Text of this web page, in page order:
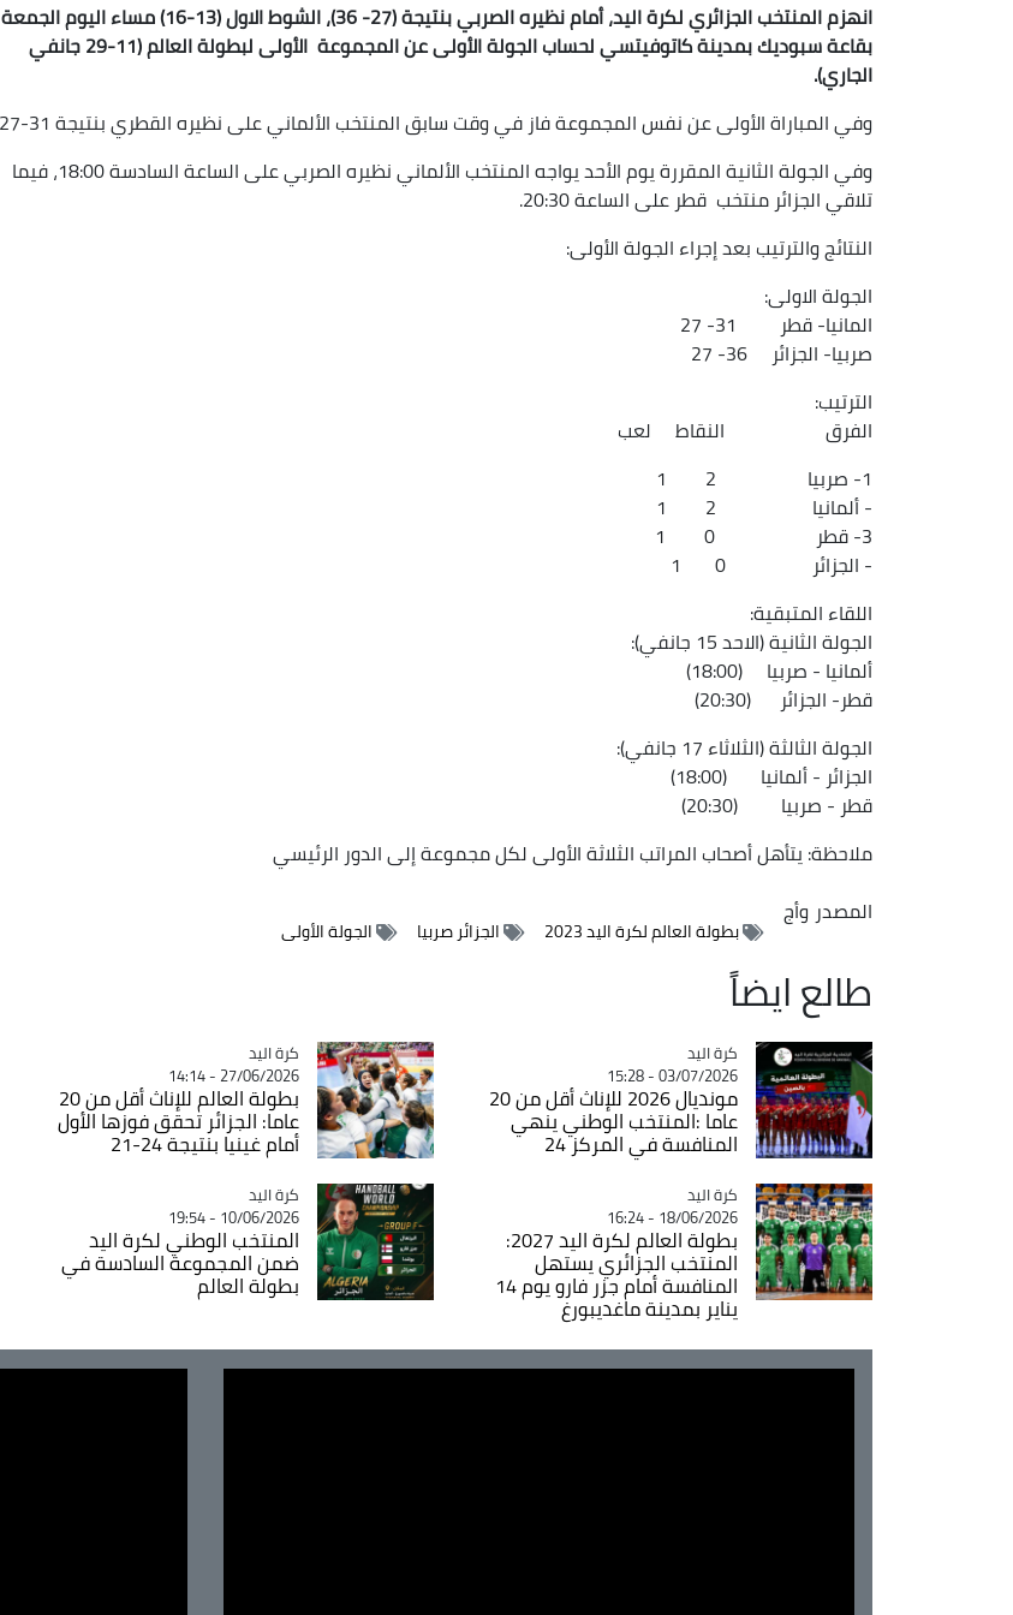
انهزم المنتخب الجزائري لكرة اليد، أمام نظيره الصربي بنتيجة (27- 36)، الشوط الاول (13-16) مساء اليوم الجمعة
بقاعة سبوديك بمدينة كاتوفيتسي لحساب الجولة الأولى عن المجموعة الأولى لبطولة العالم (11-29 جانفي
الجاري).
وفي المباراة الأولى عن نفس المجموعة فاز في وقت سابق المنتخب الألماني على نظيره القطري بنتيجة 31-27.
وفي الجولة الثانية المقررة يوم الأحد يواجه المنتخب الألماني نظيره الصربي على الساعة السادسة 18:00، فيما
تلاقي الجزائر منتخب قطر على الساعة 20:30.
النتائج والترتيب بعد إجراء الجولة الأولى:
الجولة الاولى:
المانيا- قطر 31- 27
صربيا- الجزائر 36- 27
الترتيب:
الفرق النقاط لعب
1- صربيا 2 1
- ألمانيا 2 1
3- قطر 0 1
- الجزائر 0 1
اللقاء المتبقية:
الجولة الثانية (الاحد 15 جانفي):
ألمانيا - صربيا (18:00)
قطر- الجزائر (20:30)
الجولة الثالثة (الثلاثاء 17 جانفي):
الجزائر - ألمانيا (18:00)
قطر - صربيا (20:30)
ملاحظة: يتأهل أصحاب المراتب الثلاثة الأولى لكل مجموعة إلى الدور الرئيسي
المصدر وأج
بطولة العالم لكرة اليد 2023 الجزائر صربيا الجولة الأولى
طالع ايضاً
Catégorie
كرة اليد
03/07/2026 - 15:28
مونديال 2026 للإناث أقل من 20
عاما :المنتخب الوطني ينهي
المنافسة في المركز 24
Catégorie
كرة اليد
27/06/2026 - 14:14
بطولة العالم للإناث أقل من 20
عاما: الجزائر تحقق فوزها الأول
أمام غينيا بنتيجة 24-21
Catégorie
كرة اليد
18/06/2026 - 16:24
بطولة العالم لكرة اليد 2027:
المنتخب الجزائري يستهل
المنافسة أمام جزر فارو يوم 14
يناير بمدينة ماغديبورغ
Catégorie
كرة اليد
10/06/2026 - 19:54
المنتخب الوطني لكرة اليد
ضمن المجموعة السادسة في
بطولة العالم